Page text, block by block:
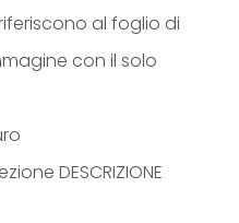
al foglio di
con il solo
DESCRIZIONE